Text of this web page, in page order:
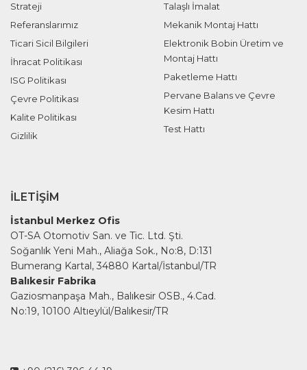
Strateji
Referanslarımız
Ticari Sicil Bilgileri
İhracat Politikası
ISG Politikası
Çevre Politikası
Kalite Politikası
Gizlilik
Talaşlı İmalat
Mekanik Montaj Hattı
Elektronik Bobin Üretim ve
Montaj Hattı
Paketleme Hattı
Pervane Balans ve Çevre
Kesim Hattı
Test Hattı
İLETIŞIM
İstanbul Merkez Ofis
OT-SA Otomotiv San. ve Tic. Ltd. Şti.
Soğanlık Yeni Mah., Aliağa Sok., No:8, D:131
Bumerang Kartal, 34880 Kartal/İstanbul/TR
Balıkesir Fabrika
Gaziosmanpaşa Mah., Balıkesir OSB., 4.Cad.
No:19, 10100 Altıeylül/Balıkesir/TR